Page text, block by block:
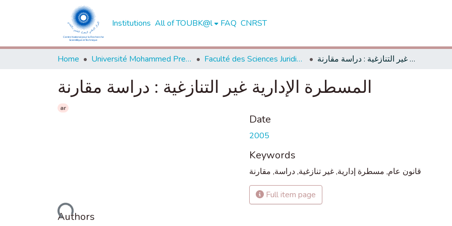
Institutions All of TOUBK@l FAQ CNRST
Home Université Mohammed Premier - Oujda Faculté des Sciences Juridiques, Economiques et Sociales - Oujda المسطرة الإدارية غير التنازغية : دراسة مقارنة
المسطرة الإدارية غير التنازغية : دراسة مقارنة
ar
Loading...
Authors
Date
2005
Keywords
قانون عام, مسطرة إدارية,غير تنازغية,دراسة, مقارنة
Full item page